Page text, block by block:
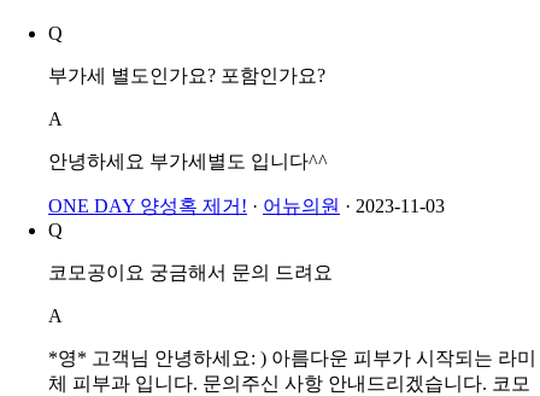
Q
부가세 별도인가요? 포함인가요?
A
안녕하세요 부가세별도 입니다^^
ONE DAY 양성혹 제거! · 어뉴의원 · 2023-11-03
Q
코모공이요 궁금해서 문의 드려요
A
*영* 고객님 안녕하세요: ) 아름다운 피부가 시작되는 라미
체 피부과 입니다. 문의주신 사항 안내드리겠습니다. 코모